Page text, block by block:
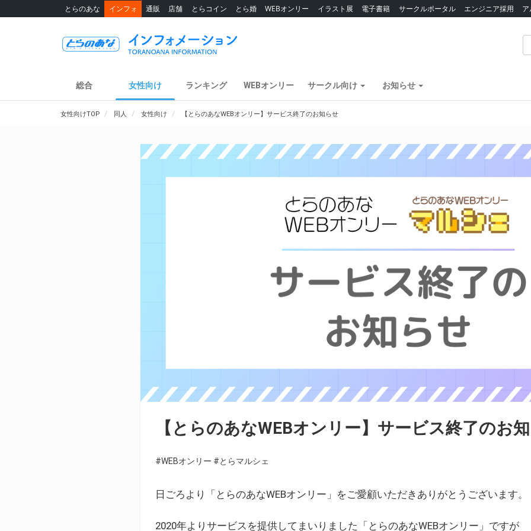
とらのあな インフォ 通販 店舗 とらコイン とら婚 WEBオンリー イラスト展 電子書籍 サークルポータル エンジニア採用
総合 女性向け ランキング WEBオンリー サークル向け お知らせ
女性向けTOP 同人 女性向け 【とらのあなWEBオンリー】サービス終了のお知らせ
【とらのあなWEBオンリー】サービス終了のお
#WEBオンリー #とらマルシェ
日ごろより「とらのあなWEBオンリー」をご愛顧いただきありがとうございます。
2020年よりサービスを提供してまいりました「とらのあなWEBオンリー」ですが